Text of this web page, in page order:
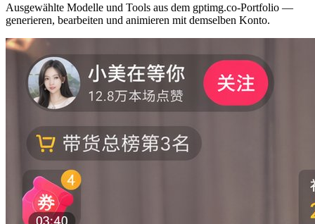
Ausgewählte Modelle und Tools aus dem gptimg.co-Portfolio —
generieren, bearbeiten und animieren mit demselben Konto.